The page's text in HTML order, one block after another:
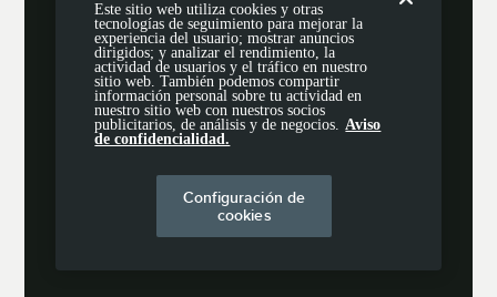
Este sitio web utiliza cookies y otras
tecnologías de seguimiento para mejorar la
experiencia del usuario; mostrar anuncios
dirigidos; y analizar el rendimiento, la
actividad de usuarios y el tráfico en nuestro
sitio web. También podemos compartir
información personal sobre tu actividad en
nuestro sitio web con nuestros socios
publicitarios, de análisis y de negocios. Aviso
de confidencialidad.
Configuración de
cookies